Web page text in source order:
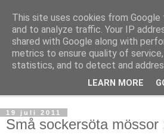
mönsterlöst
virkning och stickning maskor och
19 juli 2011
Små sockersöta mössor
This site uses cookies from
and to analyze traffic. Your IP
shared with Google along with
metrics to ensure quality of
statistics, and to detect and
LEARN MORE